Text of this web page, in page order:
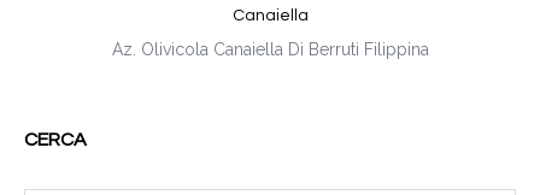
Canaiella
Az. Olivicola Canaiella Di Berruti Filippina
CERCA